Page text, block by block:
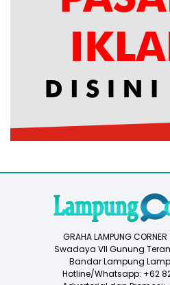
GRAHA LAMPUNG
Swadaya VII Gunung
Bandar Lampung
Hotline/Whatsapp: +62